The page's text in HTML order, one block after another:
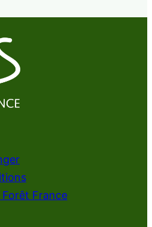
Forêt France